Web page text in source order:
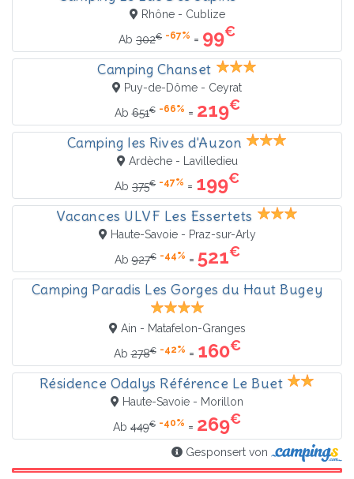
Rhône - Cublize
Ab 302€ -67% = 99€
Camping Chanset
Puy-de-Dôme - Ceyrat
Ab651€ -66% = 219€
Camping les Rives d'Auzon
Ardèche - Lavilledieu
Ab 375€ -47% = 199€
Vacances ULVF Les Essertets
Haute-Savoie - Praz-sur-Arly
Ab927€ -44% = 521€
Camping Paradis Les Gorges du Haut Bugey
Ain - Matafelon-Granges
Ab278€ -42% = 160€
Résidence Odalys Référence Le Buet
Haute-Savoie - Morillon
Ab 449€ -40% = 269€
Gesponsert von